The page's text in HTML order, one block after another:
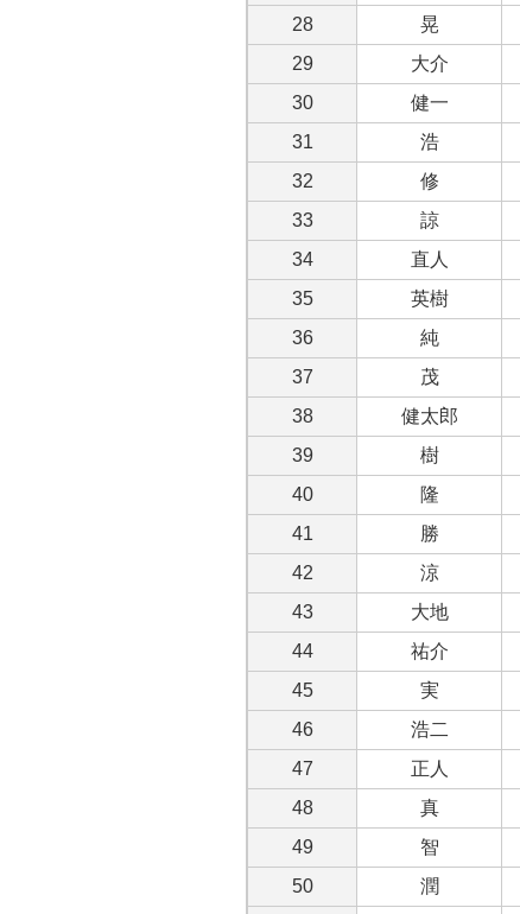
28
晃
29
大介
30
健一
31
浩
32
修
33
諒
34
直人
35
英樹
36
純
37
茂
38
健太郎
39
樹
40
隆
41
勝
42
涼
43
大地
44
祐介
45
実
46
浩二
47
正人
48
真
49
智
50
潤